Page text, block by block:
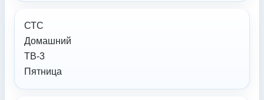
СТС
Домашний
ТВ-3
Пятница